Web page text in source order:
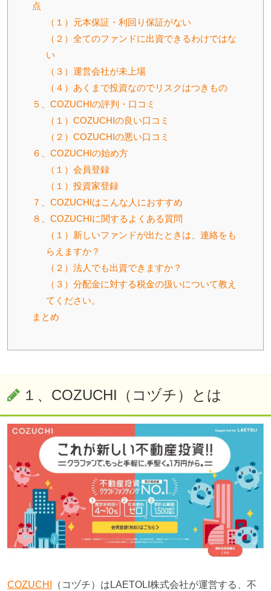
点
（１）元本保証・利回り保証がない
（２）全てのファンドに出資できるわけではな
い
（３）運営会社が未上場
（４）あくまで投資なのでリスクはつきもの
５、COZUCHIの評判・口コミ
（１）COZUCHIの良い口コミ
（２）COZUCHIの悪い口コミ
６、COZUCHIの始め方
（１）会員登録
（１）投資家登録
７、COZUCHIはこんな人におすすめ
８、COZUCHIに関するよくある質問
（１）新しいファンドが出たときは、連絡をも
らえますか？
（２）法人でも出資できますか？
（３）分配金に対する税金の扱いについて教え
てください。
まとめ
１、 COZUCHI（コヅチ）とは
COZUCHI （コヅチ）はLAETOLI株式会社が運営する、 不